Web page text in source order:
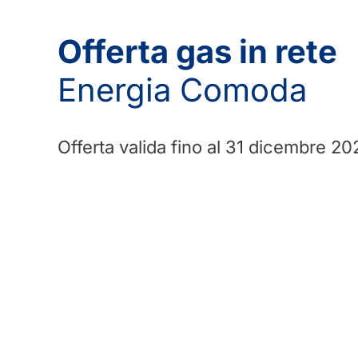
Offerta gas in rete
Energia Comoda
Offerta valida fino al 31 dicembre